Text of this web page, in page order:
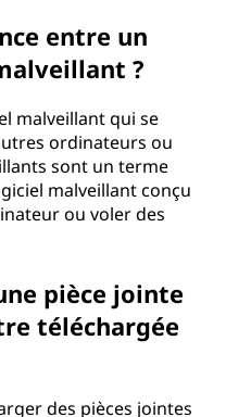
entre un
malveillant ?
malveillant qui se
ordinateurs ou
sont un terme
malveillant conçu
ou voler des
pièce jointe
téléchargée
des pièces jointes